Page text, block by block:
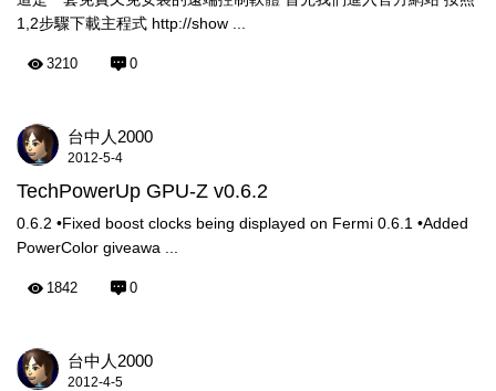
1,2步驟下載主程式 http://show ...
3210 0
台中人2000
2012-5-4
TechPowerUp GPU-Z v0.6.2
0.6.2 •Fixed boost clocks being displayed on Fermi 0.6.1 •Added
PowerColor giveawa ...
1842 0
台中人2000
2012-4-5